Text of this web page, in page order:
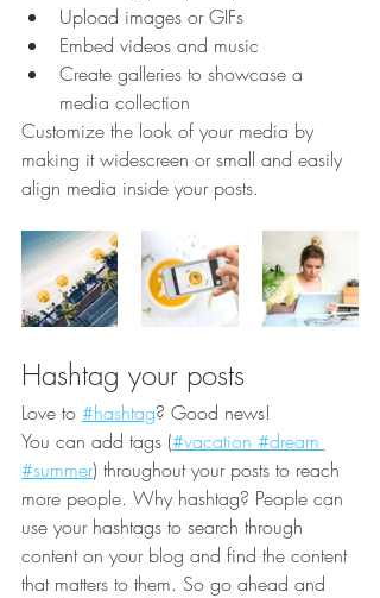
Upload images or GIFs
Embed videos and music
Create galleries to showcase a
media collection
Customize the look of your media by
making it widescreen or small and easily
align media inside your posts.
Hashtag your posts
Love to #hashtag? Good news!
You can add tags (#vacation #dream
#summer) throughout your posts to reach
more people. Why hashtag? People can
use your hashtags to search through
content on your blog and find the content
that matters to them. So go ahead and